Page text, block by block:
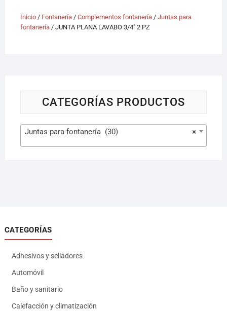
Inicio/ Fontanería/ Complementos fontanería/ Juntas para
fontanería/ JUNTA PLANA LAVABO 3/4″ 2 PZ
CATEGORÍAS PRODUCTOS
×
Juntas para fontanería (30)
CATEGORÍAS
Adhesivos y selladores
Automóvil
Baño y sanitario
Calefacción y climatización